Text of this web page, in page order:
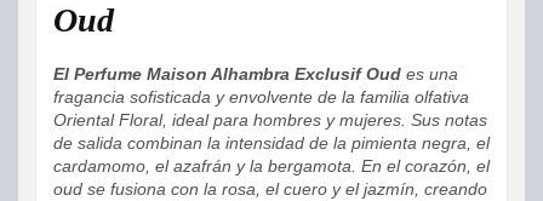
Oud
El Perfume Maison Alhambra Exclusif Oud es una
fragancia sofisticada y envolvente de la familia olfativa
Oriental Floral, ideal para hombres y mujeres. Sus notas
de salida combinan la intensidad de la pimienta negra, el
cardamomo, el azafrán y la bergamota. En el corazón, el
oud se fusiona con la rosa, el cuero y el jazmín, creando